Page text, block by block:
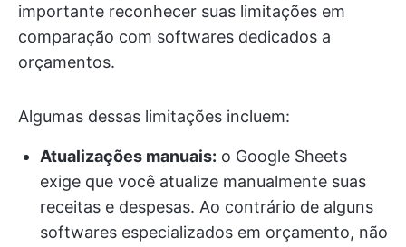
importante reconhecer suas limitações em
comparação com softwares dedicados a
orçamentos.
Algumas dessas limitações incluem:
Atualizações manuais: o Google Sheets
exige que você atualize manualmente suas
receitas e despesas. Ao contrário de alguns
softwares especializados em orçamento, não